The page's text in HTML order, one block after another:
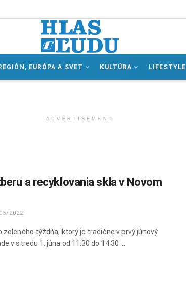
EURÓPA A SVET KULTÚRA LIFESTYLE
ADVERTISEMENT
a recyklovania skla v Novom
2022
zeleného týždňa, ktorý je tradične v prvý júnový
v stredu 1. júna od 11.30 do 14.30 ...